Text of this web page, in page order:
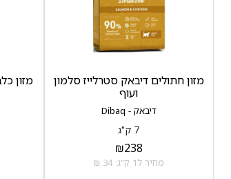
דיבאק - Dibaq
מזון חתולים דיבאק סטרלייז סלמון
ועוף
7 ק"ג
₪238
מחיר ל1 ק"ג: 34 ₪